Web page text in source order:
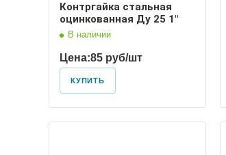
Контргайка стальная
оцинкованная Ду 25 1"
В наличии
Цена:85 руб/шт
КУПИТЬ